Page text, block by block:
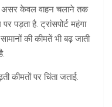
असर केवल वाहन चलाने तक
पड़ता है. ट्रांसपोर्ट महंगा
की कीमतें भी बढ़ जाती
कीमतों पर चिंता जताई.